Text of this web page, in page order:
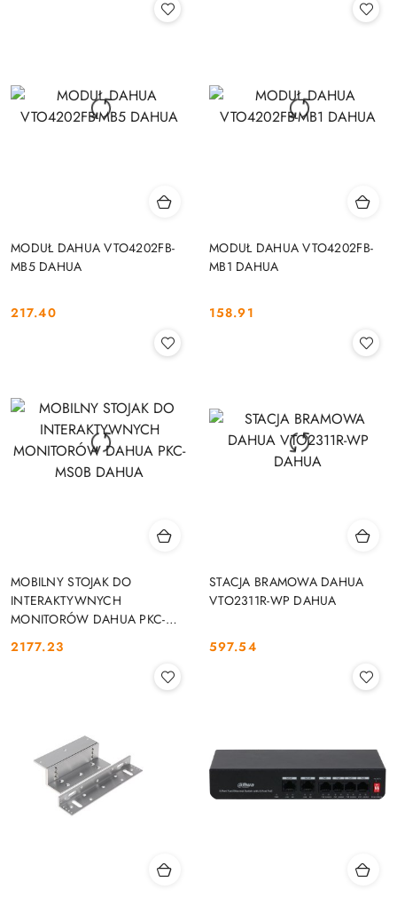
MODUŁ DAHUA VTO4202FB-
MB5 DAHUA
Cena:
217.40
MODUŁ DAHUA VTO4202FB-
MB1 DAHUA
Cena:
158.91
MOBILNY STOJAK DO
INTERAKTYWNYCH
MONITORÓW DAHUA PKC-
MS0B DAHUA
Cena:
2177.23
STACJA BRAMOWA DAHUA
VTO2311R-WP DAHUA
Cena:
597.54